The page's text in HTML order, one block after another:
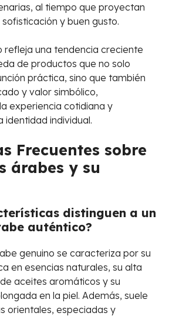
al tiempo que proyectan
y buen gusto.
refleja una tendencia creciente
de productos que no solo
práctica, sino que también
y valor simbólico,
experiencia cotidiana y
identidad individual.
Frecuentes sobre
árabes y su
distinguen a un
auténtico?
genuino se caracteriza por su
en esencias naturales, su alta
aceites aromáticos y su
en la piel. Además, suele
orientales, especiadas y